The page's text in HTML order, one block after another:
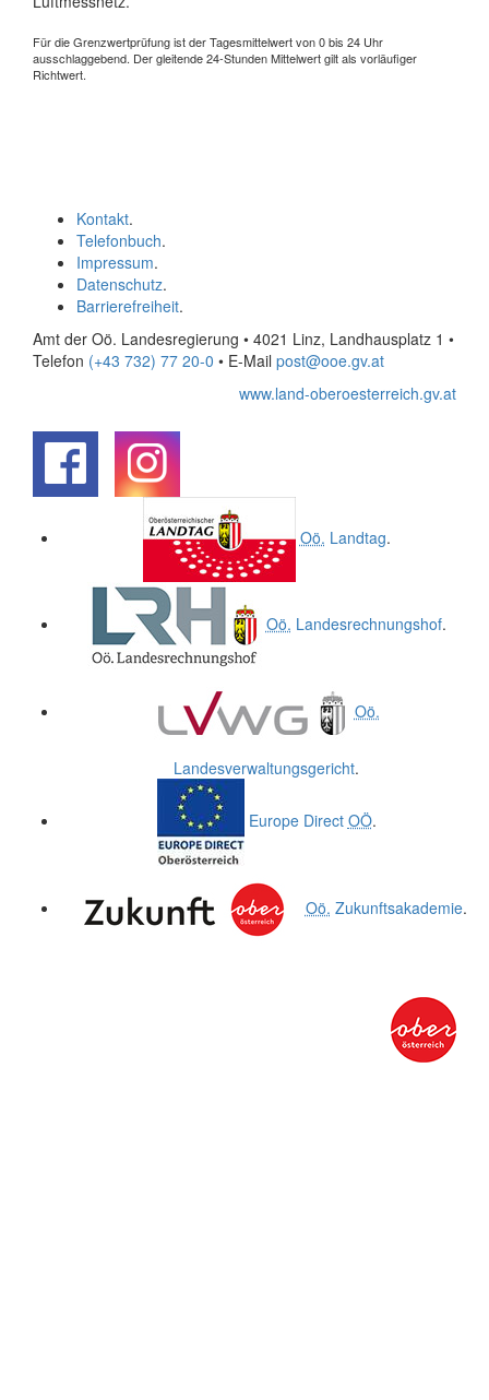
Für die Grenzwertprüfung ist der Tagesmittelwert von 0 bis 24 Uhr
ausschlaggebend. Der gleitende 24-Stunden Mittelwert gilt als vorläufiger
Richtwert.
Kontakt.
Telefonbuch.
Impressum.
Datenschutz.
Barrierefreiheit.
Amt der Oö. Landesregierung • 4021 Linz, Landhausplatz 1 •
Telefon (+43 732) 77 20-0 • E-Mail post@ooe.gv.at
www.land-oberoesterreich.gv.at
Oö. Landtag.
Oö. Landesrechnungshof.
Oö.
Landesverwaltungsgericht.
Europe Direct OÖ.
Oö. Zukunftsakademie.